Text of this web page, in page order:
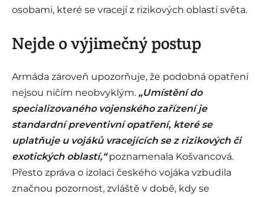
osobami, které se vracejí z rizikových oblastí světa.
Nejde o výjimečný postup
Armáda zároveň upozorňuje, že podobná opatření
nejsou ničím neobvyklým. „Umístění do
specializovaného vojenského zařízení je
standardní preventivní opatření, které se
uplatňuje u vojáků vracejících se z rizikových či
exotických oblastí,“poznamenala Košvancová.
Přesto zpráva o izolaci českého vojáka vzbudila
značnou pozornost, zvláště v době, kdy se